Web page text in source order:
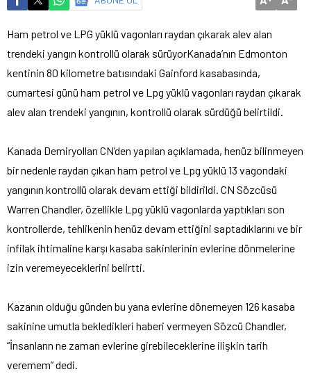
Ham petrol ve LPG yüklü vagonları raydan çıkarak alev alan
trendeki yangın kontrollü olarak sürüyorKanada’nın Edmonton
kentinin 80 kilometre batısındaki Gainford kasabasında,
cumartesi günü ham petrol ve Lpg yüklü vagonları raydan çıkarak
alev alan trendeki yangının, kontrollü olarak sürdüğü belirtildi.
Kanada Demiryolları CN’den yapılan açıklamada, henüz bilinmeyen
bir nedenle raydan çıkan ham petrol ve Lpg yüklü 13 vagondaki
yangının kontrollü olarak devam ettiği bildirildi. CN Sözcüsü
Warren Chandler, özellikle Lpg yüklü vagonlarda yaptıkları son
kontrollerde, tehlikenin henüz devam ettiğini saptadıklarını ve bir
infilak ihtimaline karşı kasaba sakinlerinin evlerine dönmelerine
izin veremeyeceklerini belirtti.
Kazanın olduğu günden bu yana evlerine dönemeyen 126 kasaba
sakinine umutla bekledikleri haberi vermeyen Sözcü Chandler,
“İnsanların ne zaman evlerine girebileceklerine ilişkin tarih
veremem” dedi.